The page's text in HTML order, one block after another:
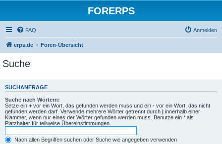
FORERPS
FAQ Anmelden
erps.de Foren-Übersicht
Suche
SUCHANFRAGE
Suche nach Wörtern:
Setze ein + vor ein Wort, das gefunden werden muss und ein - vor ein Wort, das nicht
gefunden werden darf. Verwende mehrere Wörter getrennt durch | innerhalb einer
Klammer, wenn nur eines der Wörter gefunden werden muss. Benutze ein * als
Platzhalter für teilweise Übereinstimmungen.
Nach allen Begriffen suchen oder Suche wie angegeben verwenden